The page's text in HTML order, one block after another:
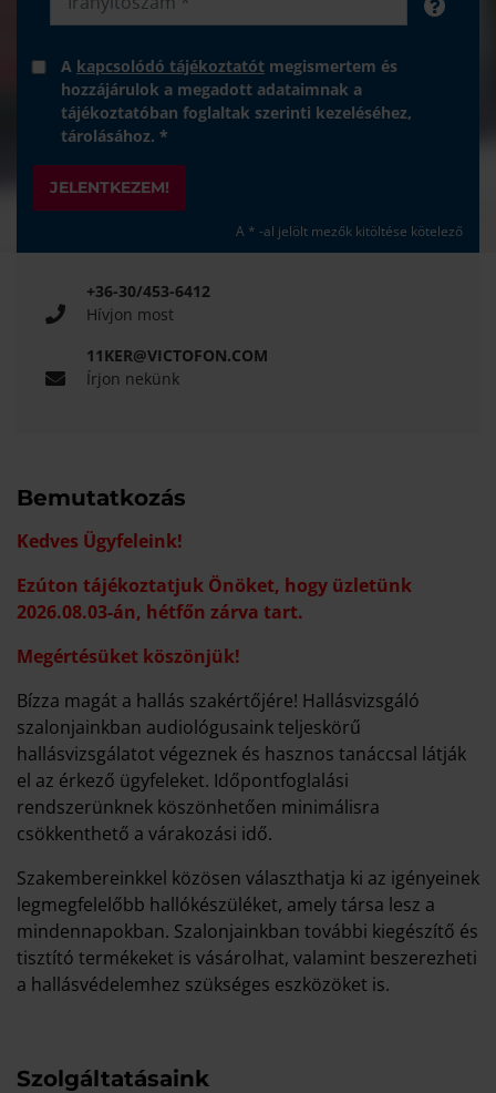
A kapcsolódó tájékoztatót megismertem és
hozzájárulok a megadott adataimnak a
tájékoztatóban foglaltak szerinti kezeléséhez,
tárolásához. *
JELENTKEZEM!
A * -al jelölt mezők kitöltése kötelező
+36-30/453-6412
Hívjon most
11KER@VICTOFON.COM
Írjon nekünk
Bemutatkozás
Kedves Ügyfeleink!
Ezúton tájékoztatjuk Önöket, hogy üzletünk
2026.08.03-án, hétfőn zárva tart.
Megértésüket köszönjük!
Bízza magát a hallás szakértőjére! Hallásvizsgáló
szalonjainkban audiológusaink teljeskörű
hallásvizsgálatot végeznek és hasznos tanáccsal látják
el az érkező ügyfeleket. Időpontfoglalási
rendszerünknek köszönhetően minimálisra
csökkenthető a várakozási idő.
Szakembereinkkel közösen választhatja ki az igényeinek
legmegfelelőbb hallókészüléket, amely társa lesz a
mindennapokban. Szalonjainkban további kiegészítő és
tisztító termékeket is vásárolhat, valamint beszerezheti
a hallásvédelemhez szükséges eszközöket is.
Szolgáltatásaink